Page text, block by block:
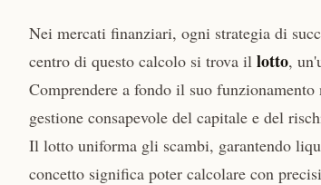
Nei mercati finanziari, ogni strategia di
centro di questo calcolo si trova il lotto,
Comprendere a fondo il suo
gestione consapevole del capitale e del
Il lotto uniforma gli scambi, garantendo
concetto significa poter calcolare con